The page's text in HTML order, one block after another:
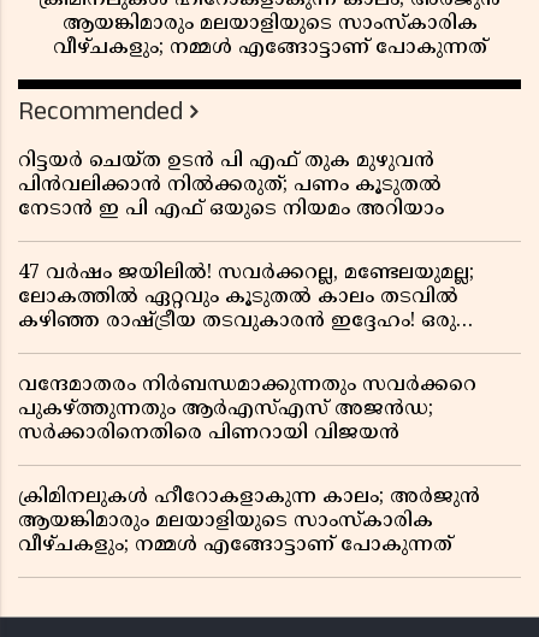
ആയങ്കിമാരും മലയാളിയുടെ സാംസ്കാരിക
വീഴ്ചകളും; നമ്മൾ എങ്ങോട്ടാണ് പോകുന്നത്
Recommended
റിട്ടയർ ചെയ്ത ഉടൻ പി എഫ് തുക മുഴുവൻ
പിൻവലിക്കാൻ നിൽക്കരുത്; പണം കൂടുതൽ
നേടാൻ ഇ പി എഫ് ഒയുടെ നിയമം അറിയാം
47 വർഷം ജയിലിൽ! സവർക്കറല്ല, മണ്ടേലയുമല്ല;
ലോകത്തിൽ ഏറ്റവും കൂടുതൽ കാലം തടവിൽ
കഴിഞ്ഞ രാഷ്ട്രീയ തടവുകാരൻ ഇദ്ദേഹം! ഒരു
വന്ദേമാതരം നിർബന്ധമാക്കുന്നതും സവർക്കറെ
പുകഴ്ത്തുന്നതും ആർഎസ്എസ് അജൻഡ;
സർക്കാരിനെതിരെ പിണറായി വിജയൻ
ക്രിമിനലുകൾ ഹീറോകളാകുന്ന കാലം; അർജുൻ
ആയങ്കിമാരും മലയാളിയുടെ സാംസ്കാരിക
വീഴ്ചകളും; നമ്മൾ എങ്ങോട്ടാണ് പോകുന്നത്